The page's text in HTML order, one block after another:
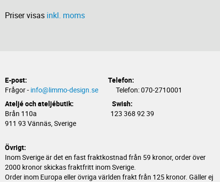
Priser visas inkl. moms
E-post:
Telefon:
Frågor - info@limmo-design.se Telefon: 070-2710001
Ateljé och ateljébutik: Swish:
Brån 110a 123 368 92 39
911 93 Vännäs, Sverige
Övrigt:
Inom Sverige är det en fast fraktkostnad från 59 kronor, order över
2000 kronor skickas fraktfritt inom Sverige.
Order inom Europa eller övriga världen frakt från 125 kronor. Gäller ej